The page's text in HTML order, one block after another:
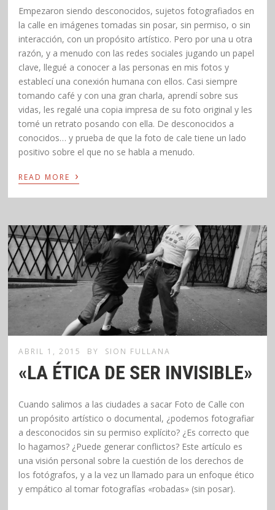
Empezaron siendo desconocidos, sujetos fotografiados en
la calle en imágenes tomadas sin posar, sin permiso, o sin
interacción, con un propósito artístico. Pero por una u otra
razón, y a menudo con las redes sociales jugando un papel
clave, llegué a conocer a las personas en mis fotos y
establecí una conexión humana con ellos. Casi siempre
tomando café y con una gran charla, aprendí sobre sus
vidas, les regalé una copia impresa de su foto original y les
tomé un retrato posando con ella. De desconocidos a
conocidos… y prueba de que la foto de cale tiene un lado
positivo sobre el que no se habla a menudo.
READ MORE ›
ABRIL 1, 2015 BY SION FULLANA
«LA ÉTICA DE SER INVISIBLE»
Cuando salimos a las ciudades a sacar Foto de Calle con
un propósito artístico o documental, ¿podemos fotografiar
a desconocidos sin su permiso explícito? ¿Es correcto que
lo hagamos? ¿Puede generar conflictos? Este artículo es
una visión personal sobre la cuestión de los derechos de
los fotógrafos, y a la vez un llamado para un enfoque ético
y empático al tomar fotografías «robadas» (sin posar).